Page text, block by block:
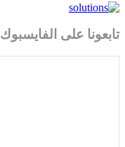
تابعونا على الفايسبوك